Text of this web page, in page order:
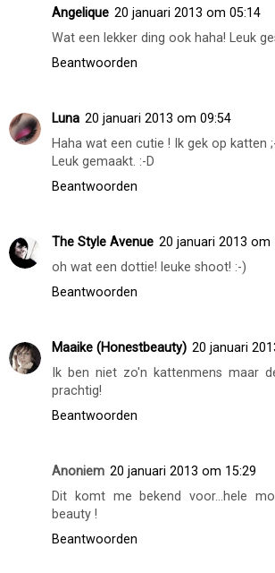
Angelique 20 januari 2013 om 05:14
Wat een lekker ding ook haha! Leuk
Beantwoorden
Luna 20 januari 2013 om 09:54
Haha wat een cutie ! Ik gek op katten
Leuk gemaakt. :-D
Beantwoorden
The Style Avenue 20 januari 2013 om
oh wat een dottie! leuke shoot! :-)
Beantwoorden
Maaike (Honestbeauty) 20 januari
Ik ben niet zo'n kattenmens maar
prachtig!
Beantwoorden
Anoniem 20 januari 2013 om 15:29
Dit komt me bekend voor...hele
beauty !
Beantwoorden